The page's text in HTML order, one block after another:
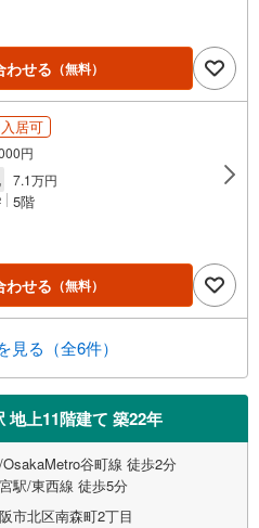
わせる （無料）
居可
円
7.1万円
5階
わせる （無料）
見る（全6件）
上11階建て 築22年
谷町線 徒歩2分
駅/東西線 徒歩5分
市北区南森町2丁目